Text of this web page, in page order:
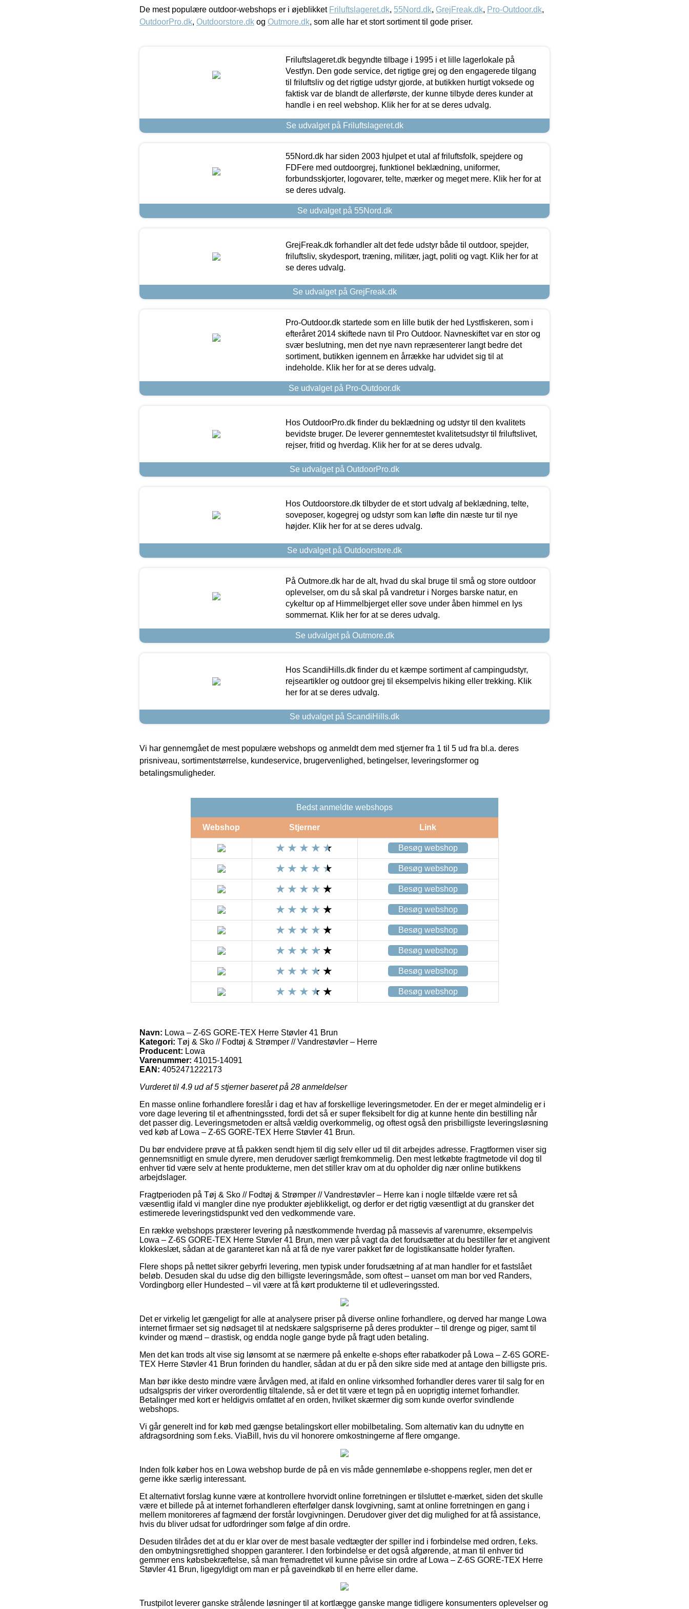
De mest populære outdoor-webshops er i øjeblikket Friluftslageret.dk, 55Nord.dk, GrejFreak.dk, Pro-Outdoor.dk,
OutdoorPro.dk, Outdoorstore.dk og Outmore.dk, som alle har et stort sortiment til gode priser.
Friluftslageret.dk begyndte tilbage i 1995 i et lille lagerlokale på
Vestfyn. Den gode service, det rigtige grej og den engagerede tilgang
til friluftsliv og det rigtige udstyr gjorde, at butikken hurtigt voksede og
faktisk var de blandt de allerførste, der kunne tilbyde deres kunder at
handle i en reel webshop. Klik her for at se deres udvalg.
Se udvalget på Friluftslageret.dk
55Nord.dk har siden 2003 hjulpet et utal af friluftsfolk, spejdere og
FDFere med outdoorgrej, funktionel beklædning, uniformer,
forbundsskjorter, logovarer, telte, mærker og meget mere. Klik her for at
se deres udvalg.
Se udvalget på 55Nord.dk
GrejFreak.dk forhandler alt det fede udstyr både til outdoor, spejder,
friluftsliv, skydesport, træning, militær, jagt, politi og vagt. Klik her for at
se deres udvalg.
Se udvalget på GrejFreak.dk
Pro-Outdoor.dk startede som en lille butik der hed Lystfiskeren, som i
efteråret 2014 skiftede navn til Pro Outdoor. Navneskiftet var en stor og
svær beslutning, men det nye navn repræsenterer langt bedre det
sortiment, butikken igennem en årrække har udvidet sig til at
indeholde. Klik her for at se deres udvalg.
Se udvalget på Pro-Outdoor.dk
Hos OutdoorPro.dk finder du beklædning og udstyr til den kvalitets
bevidste bruger. De leverer gennemtestet kvalitetsudstyr til friluftslivet,
rejser, fritid og hverdag. Klik her for at se deres udvalg.
Se udvalget på OutdoorPro.dk
Hos Outdoorstore.dk tilbyder de et stort udvalg af beklædning, telte,
soveposer, kogegrej og udstyr som kan løfte din næste tur til nye
højder. Klik her for at se deres udvalg.
Se udvalget på Outdoorstore.dk
På Outmore.dk har de alt, hvad du skal bruge til små og store outdoor
oplevelser, om du så skal på vandretur i Norges barske natur, en
cykeltur op af Himmelbjerget eller sove under åben himmel en lys
sommernat. Klik her for at se deres udvalg.
Se udvalget på Outmore.dk
Hos ScandiHills.dk finder du et kæmpe sortiment af campingudstyr,
rejseartikler og outdoor grej til eksempelvis hiking eller trekking. Klik
her for at se deres udvalg.
Se udvalget på ScandiHills.dk
Vi har gennemgået de mest populære webshops og anmeldt dem med stjerner fra 1 til 5 ud fra bl.a. deres
prisniveau, sortimentstørrelse, kundeservice, brugervenlighed, betingelser, leveringsformer og
betalingsmuligheder.
Bedst anmeldte webshops
Webshop Stjerner Link
Besøg webshop
Besøg webshop
Besøg webshop
Besøg webshop
Besøg webshop
Besøg webshop
Besøg webshop
Besøg webshop
Navn: Lowa – Z-6S GORE-TEX Herre Støvler 41 Brun
Kategori: Tøj & Sko // Fodtøj & Strømper // Vandrestøvler – Herre
Producent: Lowa
Varenummer: 41015-14091
EAN: 4052471222173
Vurderet til 4.9 ud af 5 stjerner baseret på 28 anmeldelser
En masse online forhandlere foreslår i dag et hav af forskellige leveringsmetoder. En der er meget almindelig er i
vore dage levering til et afhentningssted, fordi det så er super fleksibelt for dig at kunne hente din bestilling når
det passer dig. Leveringsmetoden er altså vældig overkommelig, og oftest også den prisbilligste leveringsløsning
ved køb af Lowa – Z-6S GORE-TEX Herre Støvler 41 Brun.
Du bør endvidere prøve at få pakken sendt hjem til dig selv eller ud til dit arbejdes adresse. Fragtformen viser sig
gennemsnitligt en smule dyrere, men derudover særligt fremkommelig. Den mest letkøbte fragtmetode vil dog til
enhver tid være selv at hente produkterne, men det stiller krav om at du opholder dig nær online butikkens
arbejdslager.
Fragtperioden på Tøj & Sko // Fodtøj & Strømper // Vandrestøvler – Herre kan i nogle tilfælde være ret så
væsentlig ifald vi mangler dine nye produkter øjeblikkeligt, og derfor er det rigtig væsentligt at du gransker det
estimerede leveringstidspunkt ved den vedkommende vare.
En række webshops præsterer levering på næstkommende hverdag på massevis af varenumre, eksempelvis
Lowa – Z-6S GORE-TEX Herre Støvler 41 Brun, men vær på vagt da det forudsætter at du bestiller før et angivent
klokkeslæt, sådan at de garanteret kan nå at få de nye varer pakket før de logistikansatte holder fyraften.
Flere shops på nettet sikrer gebyrfri levering, men typisk under forudsætning af at man handler for et fastslået
beløb. Desuden skal du udse dig den billigste leveringsmåde, som oftest – uanset om man bor ved Randers,
Vordingborg eller Hundested – vil være at få kørt produkterne til et udleveringssted.
Det er virkelig let gængeligt for alle at analysere priser på diverse online forhandlere, og derved har mange Lowa
internet firmaer set sig nødsaget til at nedskære salgspriserne på deres produkter – til drenge og piger, samt til
kvinder og mænd – drastisk, og endda nogle gange byde på fragt uden betaling.
Men det kan trods alt vise sig lønsomt at se nærmere på enkelte e-shops efter rabatkoder på Lowa – Z-6S GORE-
TEX Herre Støvler 41 Brun forinden du handler, sådan at du er på den sikre side med at antage den billigste pris.
Man bør ikke desto mindre være årvågen med, at ifald en online virksomhed forhandler deres varer til salg for en
udsalgspris der virker overordentlig tiltalende, så er det tit være et tegn på en uoprigtig internet forhandler.
Betalinger med kort er heldigvis omfattet af en orden, hvilket skærmer dig som kunde overfor svindlende
webshops.
Vi går generelt ind for køb med gængse betalingskort eller mobilbetaling. Som alternativ kan du udnytte en
afdragsordning som f.eks. ViaBill, hvis du vil honorere omkostningerne af flere omgange.
Inden folk køber hos en Lowa webshop burde de på en vis måde gennemløbe e-shoppens regler, men det er
gerne ikke særlig interessant.
Et alternativt forslag kunne være at kontrollere hvorvidt online forretningen er tilsluttet e-mærket, siden det skulle
være et billede på at internet forhandleren efterfølger dansk lovgivning, samt at online forretningen en gang i
mellem monitoreres af fagmænd der forstår lovgivningen. Derudover giver det dig mulighed for at få assistance,
hvis du bliver udsat for udfordringer som følge af din ordre.
Desuden tilrådes det at du er klar over de mest basale vedtægter der spiller ind i forbindelse med ordren, f.eks.
den ombytningsrettighed shoppen garanterer. I den forbindelse er det også afgørende, at man til enhver tid
gemmer ens købsbekræftelse, så man fremadrettet vil kunne påvise sin ordre af Lowa – Z-6S GORE-TEX Herre
Støvler 41 Brun, ligegyldigt om man er på gaveindkøb til en herre eller dame.
Trustpilot leverer ganske strålende løsninger til at kortlægge ganske mange tidligere konsumenters oplevelser og